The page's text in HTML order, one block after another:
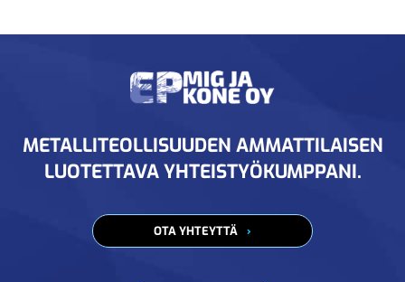
METALLITEOLLISUUDEN AMMATTILAISEN
LUOTETTAVA YHTEISTYÖKUMPPANI.
OTA YHTEYTTÄ